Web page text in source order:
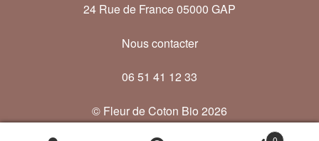
24 Rue de France 05000 GAP
Nous contacter
06 51 41 12 33
© Fleur de Coton Bio 2026
Built with WooCommerce